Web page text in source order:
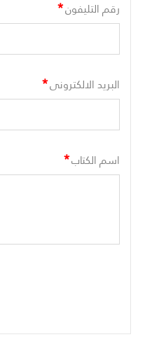
رقم التليفون*
البريد الالكترونى*
اسم الكتاب*